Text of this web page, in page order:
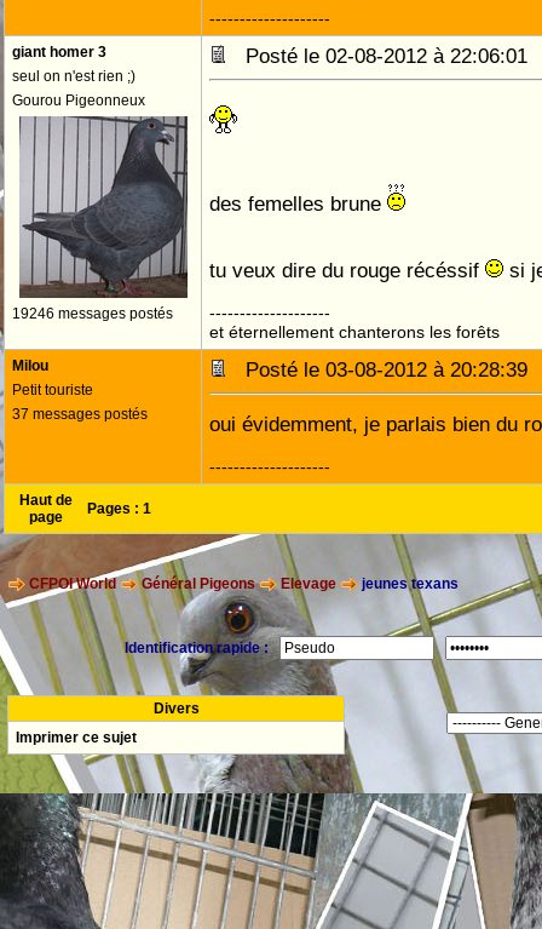
--------------------
giant homer 3
seul on n'est rien ;)
Gourou Pigeonneux
19246 messages postés
Posté le 02-08-2012 à
des femelles brune
tu veux dire du rouge récéssif si
--------------------
et éternellement chanterons les forêts
Milou
Petit touriste
37 messages postés
Posté le 03-08-2012 à
oui évidemment, je parlais bien du
--------------------
Haut de
page
Pages : 1
CFPOI World Général Pigeons Elevage jeunes texans
Identification rapide :
Divers
Imprimer ce sujet